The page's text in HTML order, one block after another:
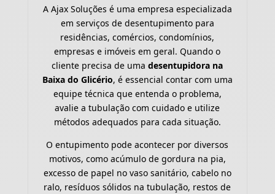
A Ajax Soluções é uma empresa especializada
em serviços de desentupimento para
residências, comércios, condomínios,
empresas e imóveis em geral. Quando o
cliente precisa de umadesentupidora na
Baixa do Glicério, é essencial contar com uma
equipe técnica que entenda o problema,
avalie a tubulação com cuidado e utilize
métodos adequados para cada situação.
O entupimento pode acontecer por diversos
motivos, como acúmulo de gordura na pia,
excesso de papel no vaso sanitário, cabelo no
ralo, resíduos sólidos na tubulação, restos de